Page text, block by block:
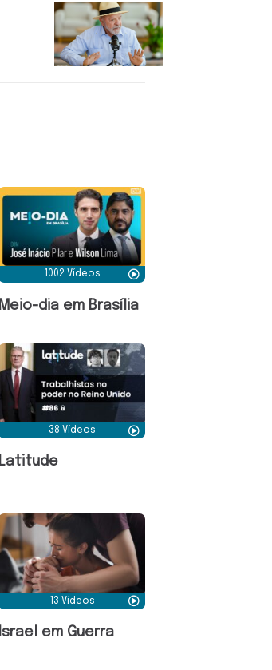
1002 Vídeos
Meio-dia em Brasília
38 Vídeos
Latitude
13 Vídeos
Israel em Guerra